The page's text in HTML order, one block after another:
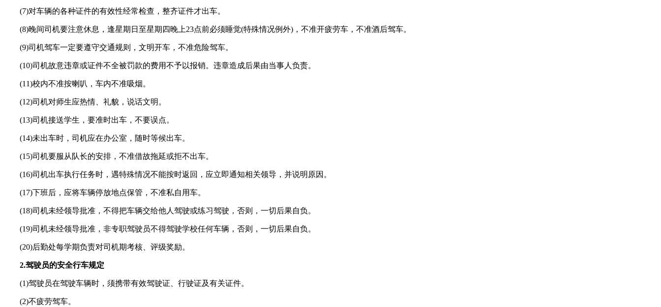
(7)对车辆的各种证件的有效性经常检查，整齐证件才出车。
(8)晚间司机要注意休息，逢星期日至星期四晚上23点前必须睡觉(特殊情况例外)，不准开疲劳车，不准酒后驾车。
(9)司机驾车一定要遵守交通规则，文明开车，不准危险驾车。
(10)司机故意违章或证件不全被罚款的费用不予以报销。违章造成后果由当事人负责。
(11)校内不准按喇叭，车内不准吸烟。
(12)司机对师生应热情、礼貌，说话文明。
(13)司机接送学生，要准时出车，不要误点。
(14)未出车时，司机应在办公室，随时等候出车。
(15)司机要服从队长的安排，不准借故拖延或拒不出车。
(16)司机出车执行任务时，遇特殊情况不能按时返回，应立即通知相关领导，并说明原因。
(17)下班后，应将车辆停放地点保管，不准私自用车。
(18)司机未经领导批准，不得把车辆交给他人驾驶或练习驾驶，否则，一切后果自负。
(19)司机未经领导批准，非专职驾驶员不得驾驶学校任何车辆，否则，一切后果自负。
(20)后勤处每学期负责对司机期考核、评级奖励。
2.驾驶员的安全行车规定
(1)驾驶员在驾驶车辆时，须携带有效驾驶证、行驶证及有关证件。
(2)不疲劳驾车。